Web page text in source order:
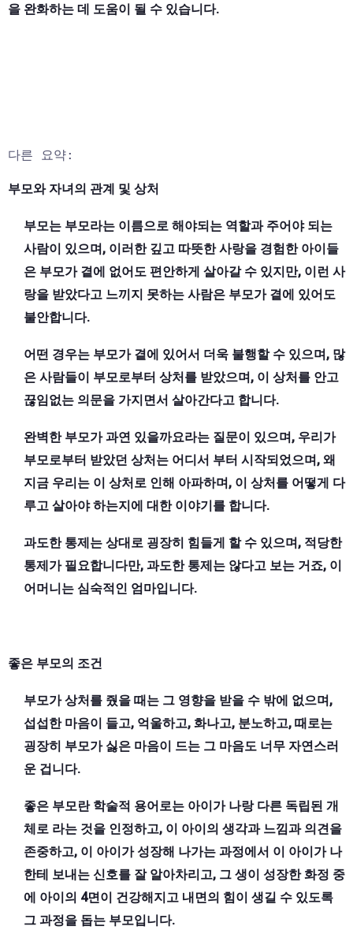
을 완화하는 데 도움이 될 수 있습니다.
다른 요약:
부모와 자녀의 관계 및 상처
부모는 부모라는 이름으로 해야되는 역할과 주어야 되는
사람이 있으며, 이러한 깊고 따뜻한 사랑을 경험한 아이들
은 부모가 곁에 없어도 편안하게 살아갈 수 있지만, 이런 사
랑을 받았다고 느끼지 못하는 사람은 부모가 곁에 있어도
불안합니다.
어떤 경우는 부모가 곁에 있어서 더욱 불행할 수 있으며, 많
은 사람들이 부모로부터 상처를 받았으며, 이 상처를 안고
끊임없는 의문을 가지면서 살아간다고 합니다.
완벽한 부모가 과연 있을까요라는 질문이 있으며, 우리가
부모로부터 받았던 상처는 어디서 부터 시작되었으며, 왜
지금 우리는 이 상처로 인해 아파하며, 이 상처를 어떻게 다
루고 살아야 하는지에 대한 이야기를 합니다.
과도한 통제는 상대로 굉장히 힘들게 할 수 있으며, 적당한
통제가 필요합니다만, 과도한 통제는 않다고 보는 거죠, 이
어머니는 심숙적인 엄마입니다.
좋은 부모의 조건
부모가 상처를 줬을 때는 그 영향을 받을 수 밖에 없으며,
섭섭한 마음이 들고, 억울하고, 화나고, 분노하고, 때로는
굉장히 부모가 싫은 마음이 드는 그 마음도 너무 자연스러
운 겁니다.
좋은 부모란 학술적 용어로는 아이가 나랑 다른 독립된 개
체로 라는 것을 인정하고, 이 아이의 생각과 느낌과 의견을
존중하고, 이 아이가 성장해 나가는 과정에서 이 아이가 나
한테 보내는 신호를 잘 알아차리고, 그 생이 성장한 화정 중
에 아이의 4면이 건강해지고 내면의 힘이 생길 수 있도록
그 과정을 돕는 부모입니다.